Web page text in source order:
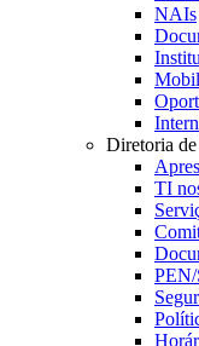
NAIs
Diretoria
TI